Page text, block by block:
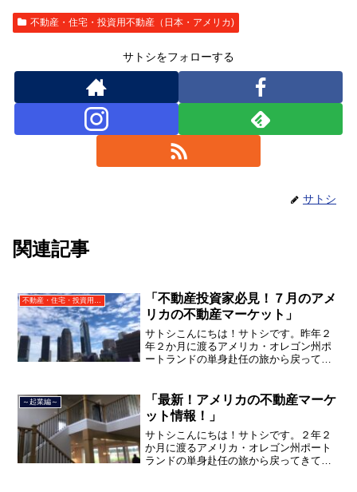
不動産・住宅・投資用不動産（日本・アメリカ)
サトシをフォローする
サトシ
関連記事
「不動産投資家必見！７月のアメ
リカの不動産マーケット」
サトシこんにちは！サトシです。昨年２
年２か月に渡るアメリカ・オレゴン州ポ
ートランドの単身赴任の旅から戻ってき
で２３年間のサラリーマン人生を卒業
し、東京品川区南大井で不動...
～起業編～
「最新！アメリカの不動産マーケ
ット情報！」
サトシこんにちは！サトシです。２年２
か月に渡るアメリカ・オレゴン州ポート
ランドの単身赴任の旅から戻ってきて、